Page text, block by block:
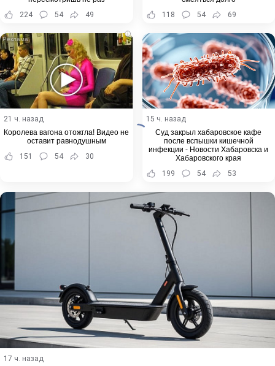
224
54 49
118
54 69
i
21 ч. назад
Королева вагона отожгла! Видео не
оставит равнодушным
151
54 30
15 ч. назад
Суд закрыл хабаровское кафе
после вспышки кишечной
инфекции - Новости Хабаровска и
Хабаровского края
199
54 53
17 ч. назад